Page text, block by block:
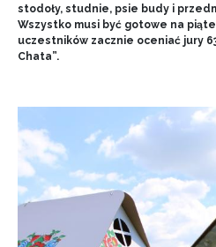
stodoły, studnie, psie budy i
Wszystko musi być gotowe na
uczestników zacznie oceniać jury
Chata”.